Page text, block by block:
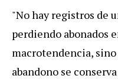
"No hay registros de
perdiendo abonados
macrotendencia,
abandono se